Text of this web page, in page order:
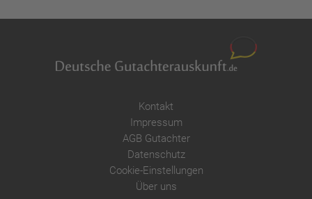
Kontakt
Impressum
AGB Gutachter
Datenschutz
Cookie-Einstellungen
Über uns